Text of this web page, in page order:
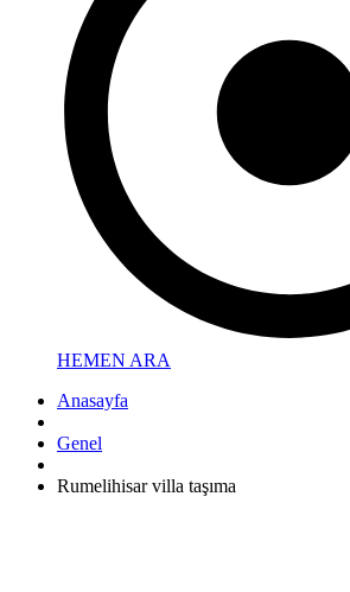
HEMEN ARA
Anasayfa
Genel
Rumelihisar villa taşıma